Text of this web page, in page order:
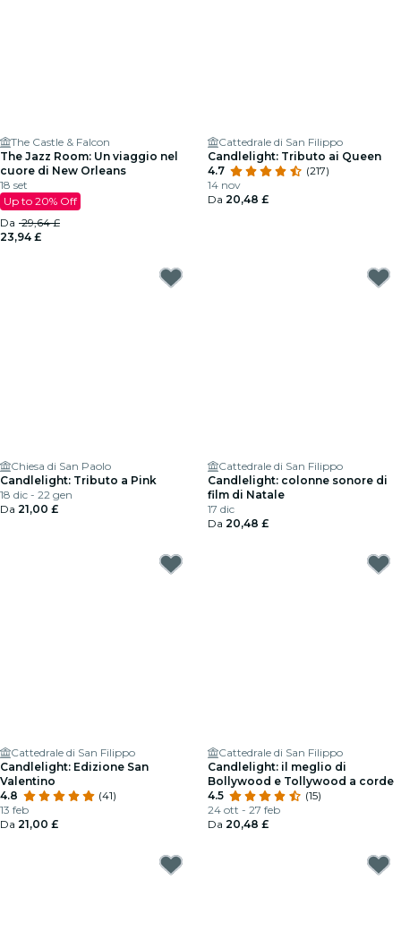
The Castle & Falcon
The Jazz Room: Un viaggio nel
cuore di New Orleans
18 set
Up to 20% Off
Da 29,64 £
23,94 £
Cattedrale di San Filippo
Candlelight: Tributo ai Queen
4.7
(217)
14 nov
Da 20,48 £
Chiesa di San Paolo
Candlelight: Tributo a Pink
18 dic - 22 gen
Da 21,00 £
Cattedrale di San Filippo
Candlelight: colonne sonore di
film di Natale
17 dic
Da 20,48 £
Cattedrale di San Filippo
Candlelight: Edizione San
Valentino
4.8
(41)
13 feb
Da 21,00 £
Cattedrale di San Filippo
Candlelight: il meglio di
Bollywood e Tollywood a corde
4.5
(15)
24 ott - 27 feb
Da 20,48 £